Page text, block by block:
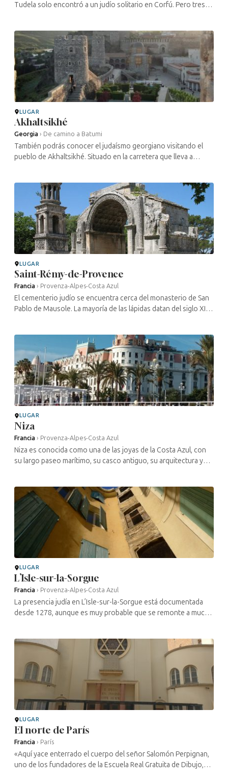
Tudela solo encontró a un judío solitario en Corfú. Pero tres
LUGAR
Akhaltsikhé
Georgia › De camino a Batumi
También podrás conocer el judaísmo georgiano visitando el
pueblo de Akhaltsikhé. Situado en la carretera que lleva a
LUGAR
Saint-Rémy-de-Provence
Francia › Provenza-Alpes-Costa Azul
El cementerio judío se encuentra cerca del monasterio de San
Pablo de Mausole. La mayoría de las lápidas datan del siglo XIX,
LUGAR
Niza
Francia › Provenza-Alpes-Costa Azul
Niza es conocida como una de las joyas de la Costa Azul, con
su largo paseo marítimo, su casco antiguo, su arquitectura y
LUGAR
L’Isle-sur-la-Sorgue
Francia › Provenza-Alpes-Costa Azul
La presencia judía en L’Isle-sur-la-Sorgue está documentada
desde 1278, aunque es muy probable que se remonte a mucho
LUGAR
El norte de París
Francia › París
«Aquí yace enterrado el cuerpo del señor Salomón Perpignan,
uno de los fundadores de la Escuela Real Gratuita de Dibujo,